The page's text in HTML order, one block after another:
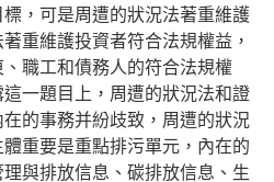
，可是周遭的狀況法著重維護
重維護投資者符合法規權益，
職工和債務人的符合法規權
一題目上，周遭的狀況法和證
的事務并紛歧致，周遭的狀況
重要是重點排污單元，內在的
與排放信息、碳排放信息、生